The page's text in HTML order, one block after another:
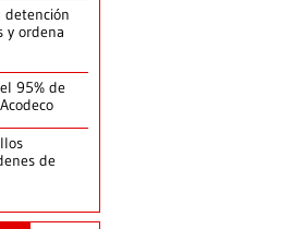
detención
y ordena
95% de
de